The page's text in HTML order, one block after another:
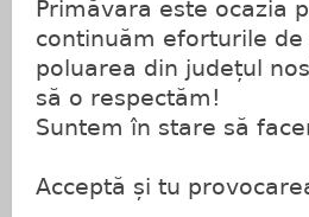
Primăvara este ocazia
continuăm eforturile
poluarea din județul
să o respectăm!
Suntem în stare să
Acceptă și tu